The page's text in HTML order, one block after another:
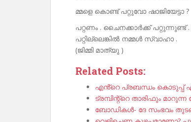
മ്മളെ കൊണ്ട് പറ്റുവോ ഷാജിയേട്ടാ ?
പറ്റണം . ചൈനക്കാർക്ക് പറ്റുന്നുണ്ട്
പറ്റില്ലെങ്കിൽ നമ്മൾ സ്വാഹാ .
(ജിമ്മി മാത്യു )
Related Posts:
എൻ്റെ പ്രബന്ധം കൊടുപ്പ്
ട്രമ്പിന്റ്റെ താരിഫും
ബോഡികൾ- ദേ സംഭവം